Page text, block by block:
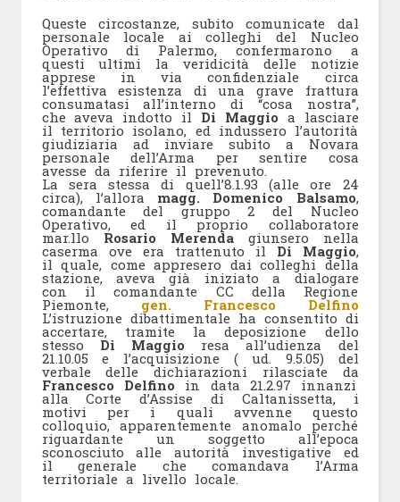
Queste circostanze, subito comunicate dal
personale locale ai colleghi del Nucleo
Operativo di Palermo, confermarono a
questi ultimi la veridicità delle notizie
apprese in via confidenziale circa
l’effettiva esistenza di una grave frattura
consumatasi all’interno di “cosa nostra”,
che aveva indotto il Di Maggio a lasciare
il territorio isolano, ed indussero l’autorità
giudiziaria ad inviare subito a Novara
personale dell’Arma per sentire cosa
avesse da riferire il prevenuto.
La sera stessa di quell’8.1.93 (alle ore 24
circa), l’allora magg. Domenico Balsamo,
comandante del gruppo 2 del Nucleo
Operativo, ed il proprio collaboratore
mar.llo Rosario Merendagiunsero nella
caserma ove era trattenuto il Di Maggio,
il quale, come appresero dai colleghi della
stazione, aveva già iniziato a dialogare
con il comandante CC della Regione
Piemonte, gen. Francesco Delfino
L’istruzione dibattimentale ha consentito di
accertare, tramite la deposizione dello
stesso Di Maggio resa all’udienza del
21.10.05 e l’acquisizione ( ud. 9.5.05) del
verbale delle dichiarazioni rilasciate da
Francesco Delfino in data 21.2.97 innanzi
alla Corte d’Assise di Caltanissetta, i
motivi per i quali avvenne questo
colloquio, apparentemente anomalo perché
riguardante un soggetto all’epoca
sconosciuto alle autorità investigative ed
il generale che comandava l’Arma
territoriale a livello locale.